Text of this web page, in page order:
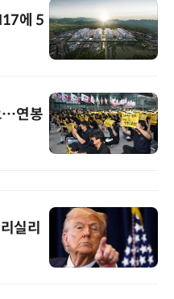
에 5
…연봉
실리